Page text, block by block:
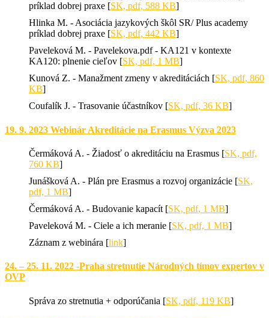
príklad dobrej praxe [SK, pdf, 588 KB]
Hlinka M. - Asociácia jazykových škôl SR/ Plus academy
príklad dobrej praxe [SK, pdf, 442 KB]
Paveleková M. - Pavelekova.pdf - KA121 v kontexte
KA120: plnenie cieľov [SK, pdf, 1 MB]
Kunová Z. - Manažment zmeny v akreditáciách [SK, pdf, 860
KB]
Coufalík J. - Trasovanie účastníkov [SK, pdf, 36 KB]
19. 9. 2023 Webinár Akreditácie na Erasmus Výzva 2023
Čermáková A. - Žiadosť o akreditáciu na Erasmus [SK, pdf,
760 KB]
Junášková A. - Plán pre Erasmus a rozvoj organizácie [SK,
pdf, 1 MB]
Čermáková A. - Budovanie kapacít [SK, pdf, 1 MB]
Paveleková M. - Ciele a ich meranie [SK, pdf, 1 MB]
Záznam z webinára [link]
24. – 25. 11. 2022 -Praha stretnutie Národných tímov expertov v
OVP
Správa zo stretnutia + odporúčania [SK, pdf, 119 KB]